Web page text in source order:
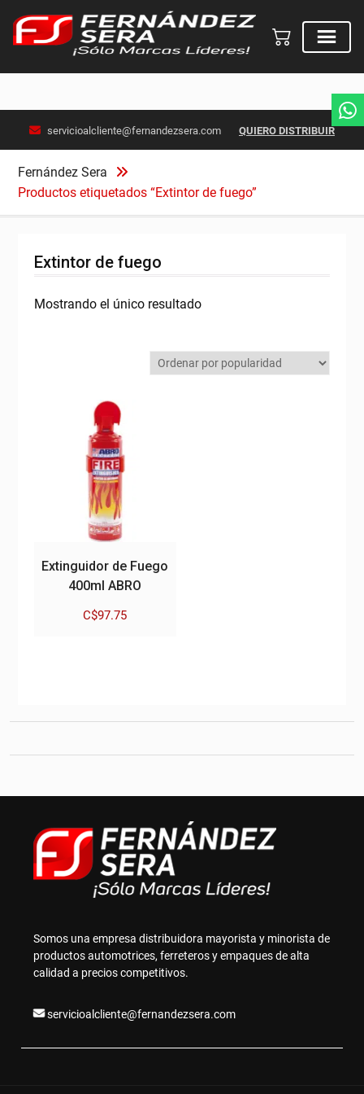
servicioalcliente@fernandezsera.com QUIERO DISTRIBUIR
Fernández Sera
Productos etiquetados “Extintor de fuego”
Extintor de fuego
Mostrando el único resultado
Extinguidor de Fuego
400ml ABRO
C$97.75
Somos una empresa distribuidora mayorista y minorista de
productos automotrices, ferreteros y empaques de alta
calidad a precios competitivos.
servicioalcliente@fernandezsera.com